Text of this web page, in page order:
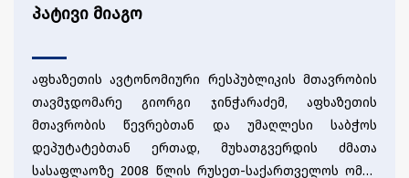
პატივი მიაგო
აფხაზეთის ავტონომიური რესპუბლიკის მთავრობის
თავმჯდომარე გიორგი ჯინჭარაძემ, აფხაზეთის
მთავრობის წევრებთან და უმაღლესი საბჭოს
დეპუტატებთან ერთად, მუხათგვერდის ძმათა
სასაფლაოზე 2008 წლის რუსეთ-საქართველოს ომში